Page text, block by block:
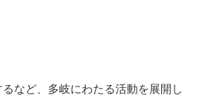
など、多岐にわたる活動を展開し